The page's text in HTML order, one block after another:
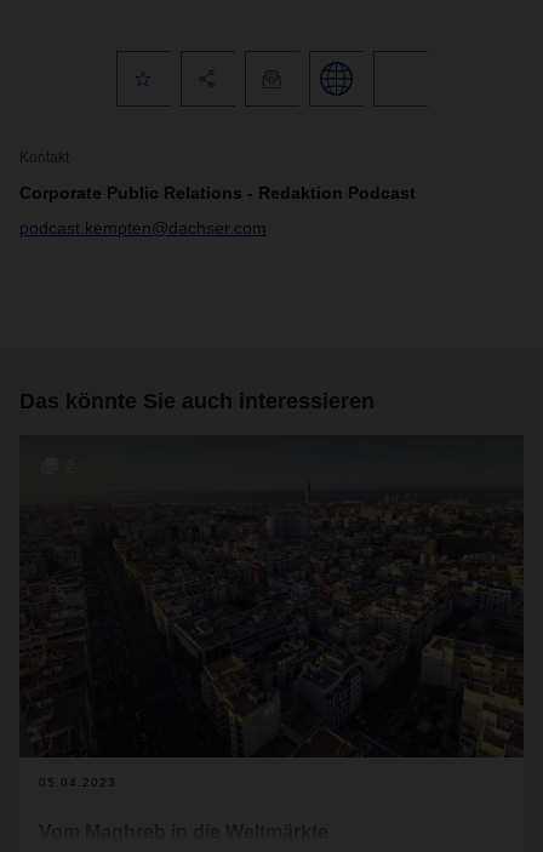
Kontakt
Corporate Public Relations - Redaktion Podcast
podcast.kempten@dachser.com
Das könnte Sie auch interessieren
05.04.2023